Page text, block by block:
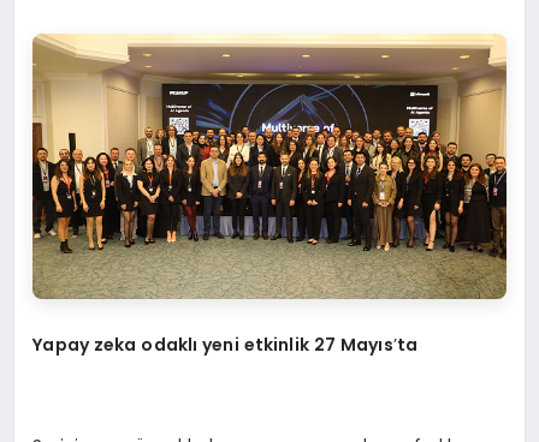
Yapay zeka odaklı yeni etkinlik 27 Mayıs’ta